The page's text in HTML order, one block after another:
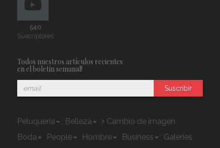
540
Suscriptores
Todos nuestros artículos recientes
en el boletín semanal!
Suscribir
Peluquería Belleza
Cambio de imagen
Boda
People Hombre Business
Galeries